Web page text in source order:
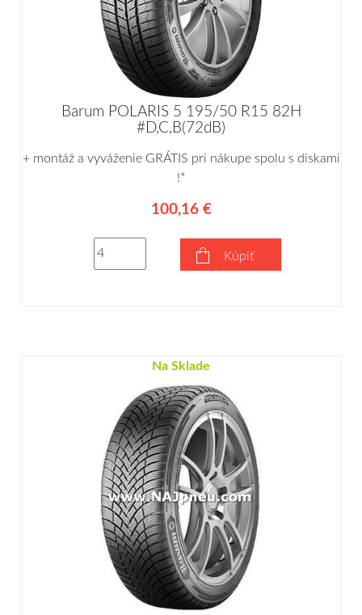
Barum POLARIS 5 195/50 R15 82H
#D,C,B(72dB)
+ montáž a vyváženie GRÁTIS pri nákupe spolu s diskami
!*
100,16 €
Kúpiť
Na Sklade